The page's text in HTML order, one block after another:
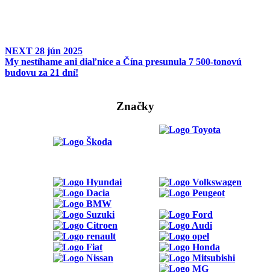
NEXT 28 jún 2025
My nestíhame ani diaľnice a Čína presunula 7 500-tonovú
budovu za 21 dní!
Značky